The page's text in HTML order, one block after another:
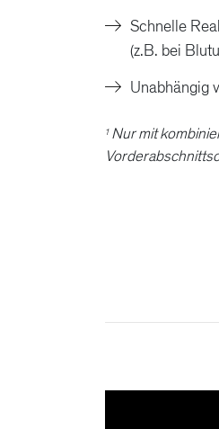
Schnelle
(z.B. bei
Unabhängig
1 Nur mit